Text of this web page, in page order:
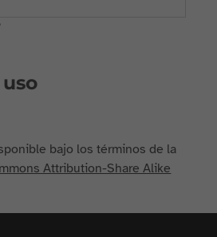
bajo los términos de la
Attribution-Share Alike